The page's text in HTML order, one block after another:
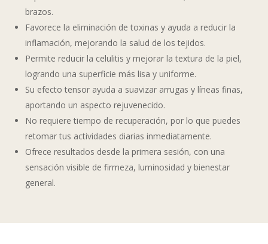
brazos.
Favorece la eliminación de toxinas y ayuda a reducir la
inflamación, mejorando la salud de los tejidos.
Permite reducir la celulitis y mejorar la textura de la piel,
logrando una superficie más lisa y uniforme.
Su efecto tensor ayuda a suavizar arrugas y líneas finas,
aportando un aspecto rejuvenecido.
No requiere tiempo de recuperación, por lo que puedes
retomar tus actividades diarias inmediatamente.
Ofrece resultados desde la primera sesión, con una
sensación visible de firmeza, luminosidad y bienestar
general.